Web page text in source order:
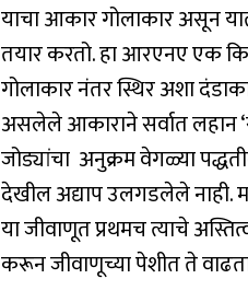
याचा आकार गोलाकार असून
तयार करतो. हा आरएनए एक
गोलाकार नंतर स्थिर अशा
असलेले आकाराने सर्वात
जोड्यांचा अनुक्रम वेगळ्या
देखील अद्याप उलगडलेले नाही.
या जीवाणूत प्रथमच त्याचे
करून जीवाणूच्या पेशीत ते